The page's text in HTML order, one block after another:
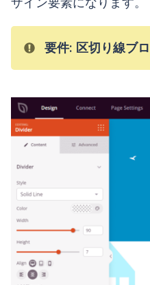
要件: 区切り線ブ